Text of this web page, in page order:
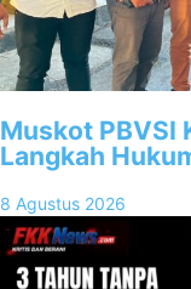
Muskot PBVSI
Langkah
8 Agustus 2026